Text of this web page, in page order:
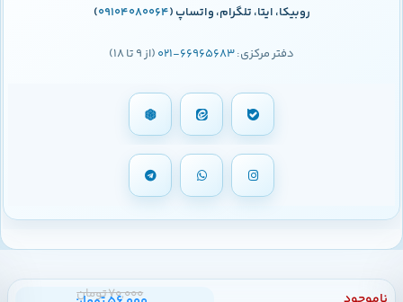
روبیکا، ایتا، تلگرام، واتساپ (09104080064
)
دفتر مرکزی:66965683-021 (از 9 تا 18)
70,000تومان